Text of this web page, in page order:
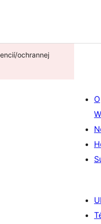
ochrannej
O